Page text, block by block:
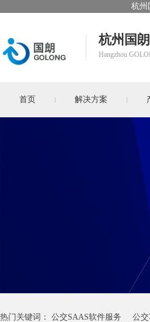
杭州
杭州国
Hangzhou
首页 解决方案
热门关键词： 公交SAAS软件服务 公交